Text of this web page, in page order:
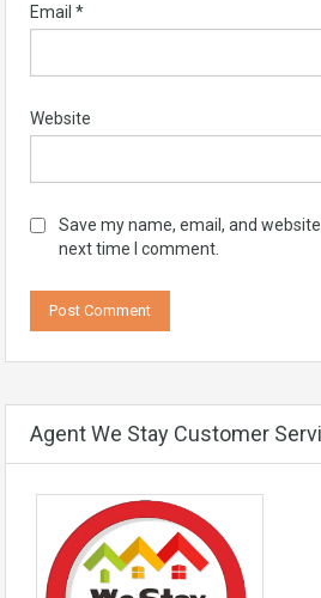
Email *
Website
Save my name, email, and
next time I comment.
Agent We Stay Customer